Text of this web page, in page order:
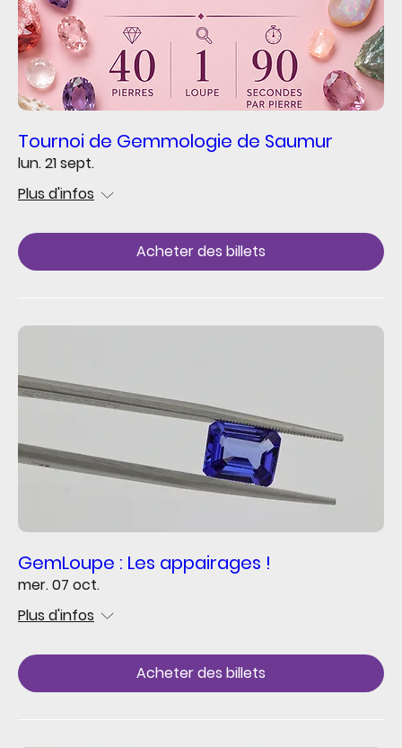
Tournoi de Gemmologie de Saumur
lun. 21 sept.
Plus d'infos
Acheter des billets
GemLoupe : Les appairages !
mer. 07 oct.
Plus d'infos
Acheter des billets